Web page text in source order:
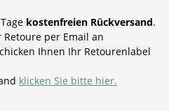
kostenfreien Rückversand.
per Email an
Ihnen Ihr Retourenlabel
klicken Sie bitte hier.